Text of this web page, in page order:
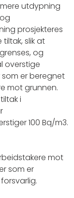
utdypning
prosjekteres
slik at
og
overstige
som er beregnet
mot grunnen.
i
100 Bq/m3.
mot
som er